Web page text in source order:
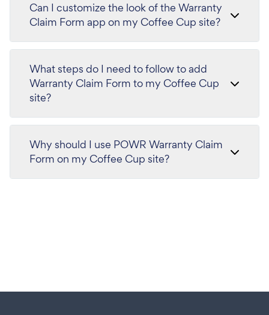
Can I customize the look of the Warranty
Claim Form app on my Coffee Cup site?
What steps do I need to follow to add
Warranty Claim Form to my Coffee Cup
site?
Why should I use POWR Warranty Claim
Form on my Coffee Cup site?